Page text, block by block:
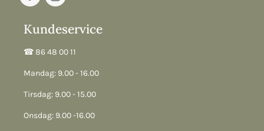
Kundeservice
☎︎ 86 48 00 11
Mandag: 9.00 - 16.00
Tirsdag: 9.00 - 15.00
Onsdag: 9.00 -16.00